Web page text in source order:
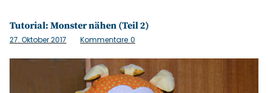
Tutorial: Monster nähen (Teil 2)
27. Oktober 2017 Kommentare 0